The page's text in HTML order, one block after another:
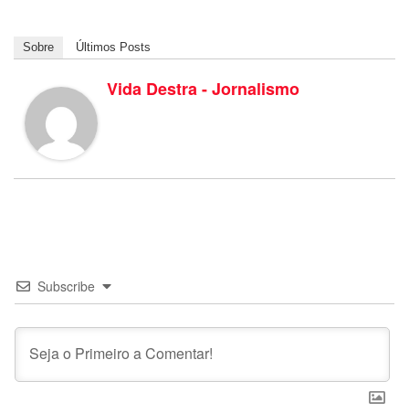
Sobre Últimos Posts
Vida Destra - Jornalismo
Subscribe